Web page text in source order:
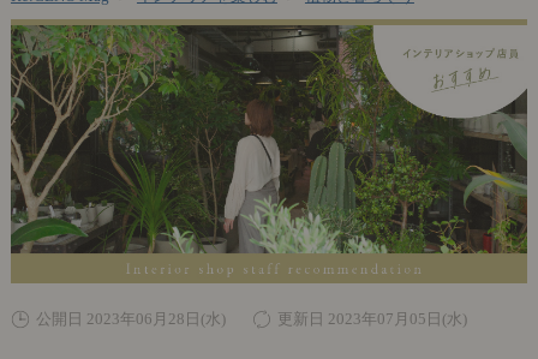
公開日 2023年06月28日(水) 更新日 2023年07月05日(水)